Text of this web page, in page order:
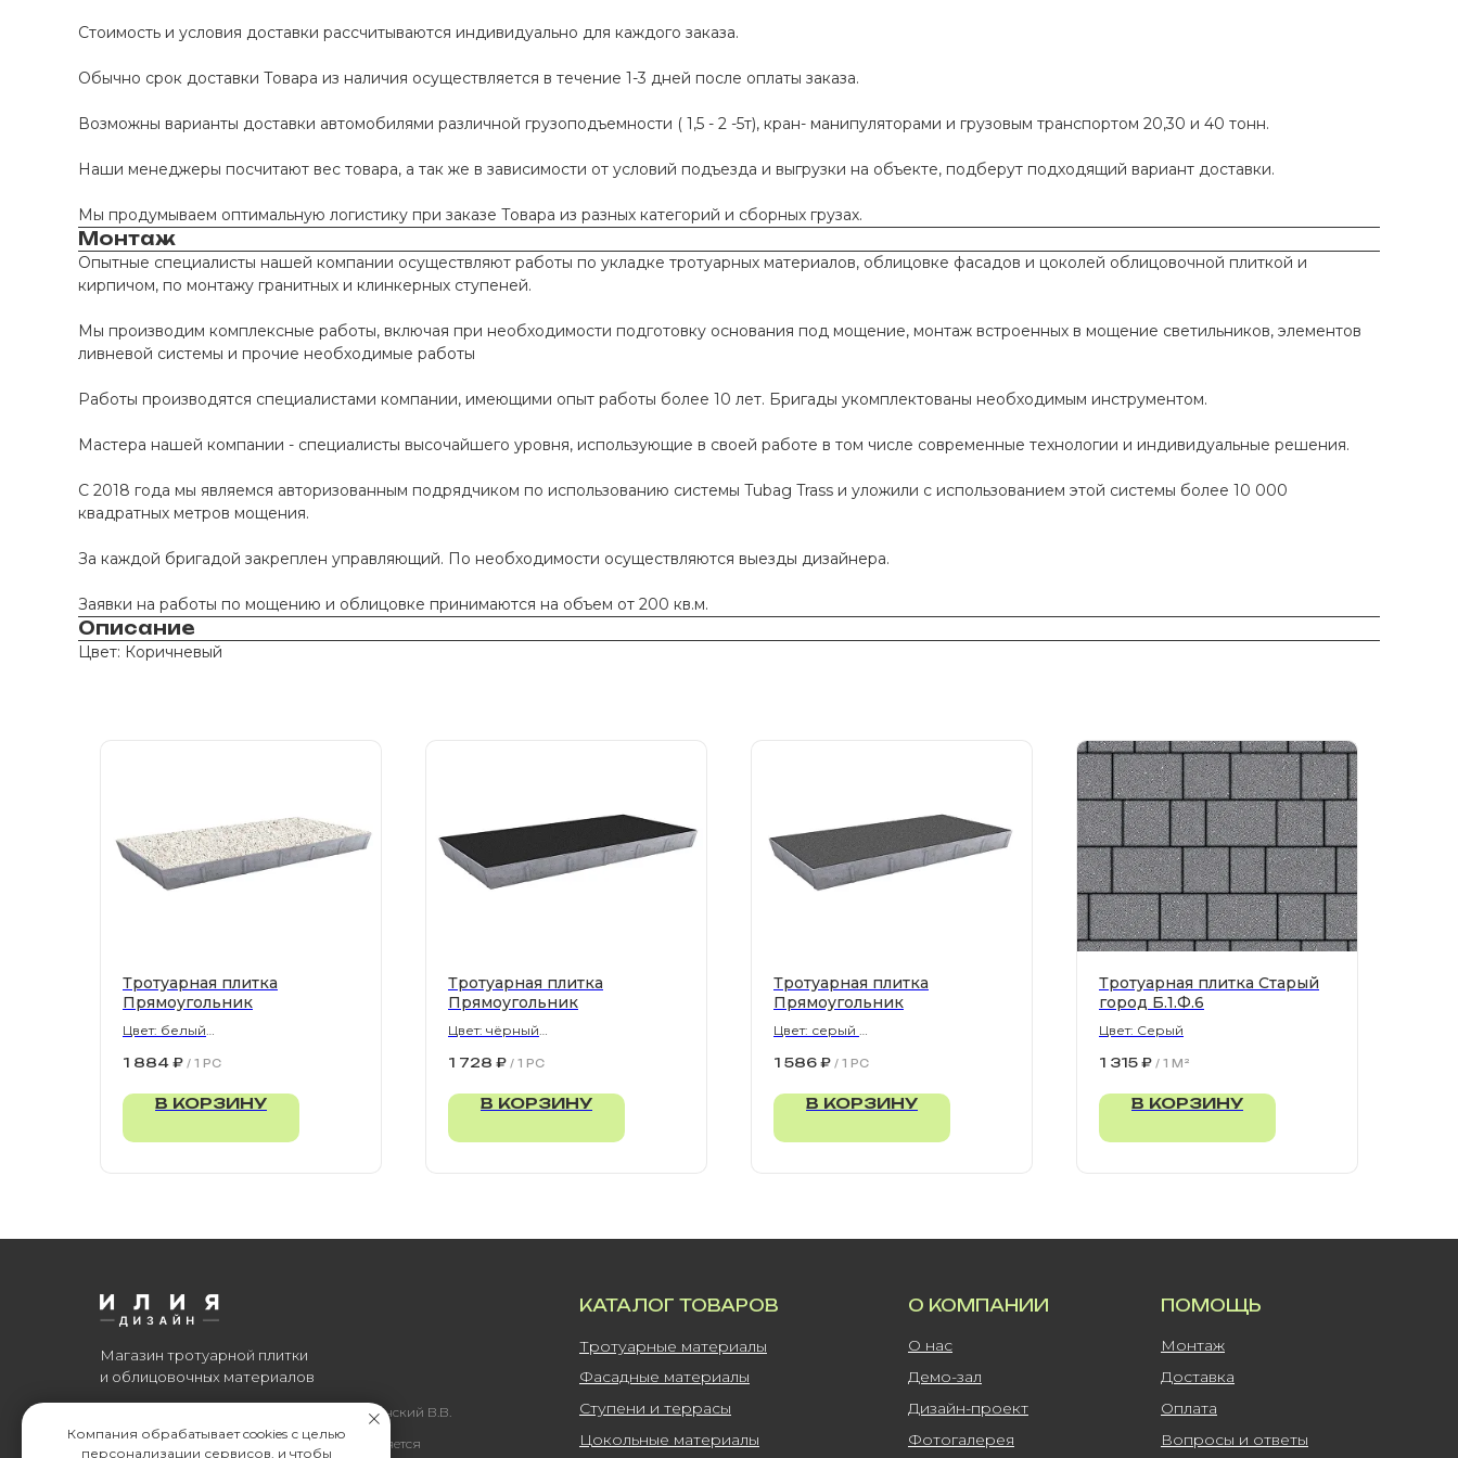
Стоимость и условия доставки рассчитываются индивидуально для каждого заказа.
Обычно срок доставки Товара из наличия осуществляется в течение 1-3 дней после оплаты заказа.
Возможны варианты доставки автомобилями различной грузоподъемности ( 1,5 - 2 -5т), кран- манипуляторами и грузовым транспортом 20,30 и 40 тонн.
Наши менеджеры посчитают вес товара, а так же в зависимости от условий подъезда и выгрузки на объекте, подберут подходящий вариант доставки.
Мы продумываем оптимальную логистику при заказе Товара из разных категорий и сборных грузах.
Монтаж
Опытные специалисты нашей компании осуществляют работы по укладке тротуарных материалов, облицовке фасадов и цоколей облицовочной плиткой и
кирпичом, по монтажу гранитных и клинкерных ступеней.
Мы производим комплексные работы, включая при необходимости подготовку основания под мощение, монтаж встроенных в мощение светильников, элементов
ливневой системы и прочие необходимые работы
Работы производятся специалистами компании, имеющими опыт работы более 10 лет. Бригады укомплектованы необходимым инструментом.
Мастера нашей компании - специалисты высочайшего уровня, использующие в своей работе в том числе современные технологии и индивидуальные решения.
С 2018 года мы являемся авторизованным подрядчиком по использованию системы Tubag Trass и уложили с использованием этой системы более 10 000
квадратных метров мощения.
За каждой бригадой закреплен управляющий. По необходимости осуществляются выезды дизайнера.
Заявки на работы по мощению и облицовке принимаются на объем от 200 кв.м.
Описание
Цвет: Коричневый
Тротуарная плитка
Прямоугольник
Цвет: белый
1 884 ₽ / 1 PC
В КОРЗИНУ
Тротуарная плитка
Прямоугольник
Цвет: чёрный
1 728 ₽ / 1 PC
В КОРЗИНУ
Тротуарная плитка
Прямоугольник
Цвет: серый
1 586 ₽ / 1 PC
В КОРЗИНУ
Тротуарная плитка Старый
город Б.1.Ф.6
Цвет: Серый
1 315 ₽ / 1 M²
В КОРЗИНУ
Информация, размещенная на сайте, не является
Все права защищены. © 2006-2026. ИП Ильинский В.В.
Магазин тротуарной плитки
и облицовочных материалов
КАТАЛОГ ТОВАРОВ
Тротуарные материалы
ПОМОЩЬ
О КОМПАНИИ
Вопросы и ответы
Оплата
Доставка
Монтаж
О нас
Фотогалерея
Дизайн-проект
Цокольные материалы
Ступени и террасы
Фасадные материалы Демо-зал
Компания обрабатывает cookies с целью
персонализации сервисов, и чтобы